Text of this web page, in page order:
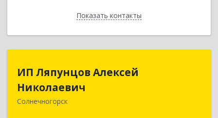
Показать контакты
Назад
ИП Ляпунцов Алексей
Николаевич
Солнечногорск
ИП Ляпунцов Алексей
Николаевич